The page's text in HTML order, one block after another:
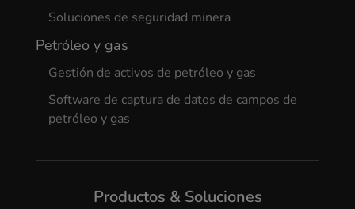
Soluciones de seguridad minera
Petróleo y gas
Gestión de activos de petróleo y gas
Software de captura de datos de campos de
petróleo y gas
Productos & Soluciones